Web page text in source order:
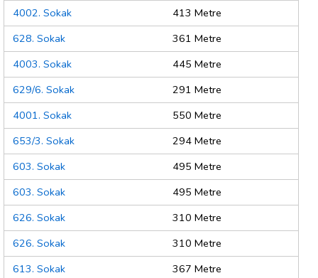
4002. Sokak
413 Metre
628. Sokak
361 Metre
4003. Sokak
445 Metre
629/6. Sokak
291 Metre
4001. Sokak
550 Metre
653/3. Sokak
294 Metre
603. Sokak
495 Metre
603. Sokak
495 Metre
626. Sokak
310 Metre
626. Sokak
310 Metre
613. Sokak
367 Metre